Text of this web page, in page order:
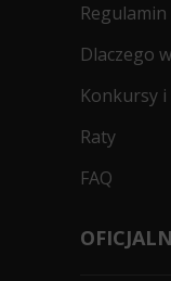
Dlaczego
Konkursy
Raty
FAQ